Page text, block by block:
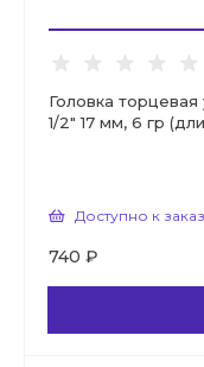
Головка торцевая
1/2" 17 мм, 6 гр
Доступно к
740 ₽